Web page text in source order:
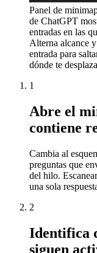
Panel de
de ChatGPT
entradas en las
Alterna alcance
entrada para
dónde te
1
Abre el
contiene
Cambia al
preguntas que
del hilo.
una sola
2
Identifica
siguen